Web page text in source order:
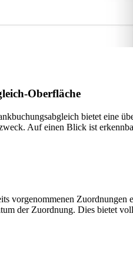
Oberfläche
bietet eine
Auf einen Blick ist
vorgenommenen
der Zuordnung. Dies bietet